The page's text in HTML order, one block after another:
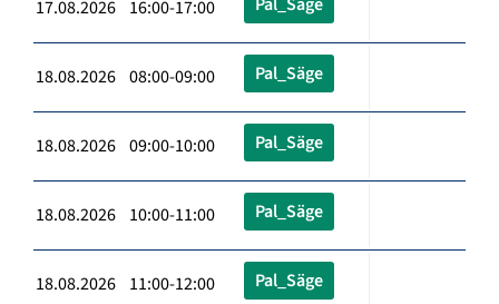
17.08.2026 16:00-17:00
18.08.2026 08:00-09:00 Pal_Säge
18.08.2026 09:00-10:00 Pal_Säge
18.08.2026 10:00-11:00 Pal_Säge
18.08.2026 11:00-12:00 Pal_Säge